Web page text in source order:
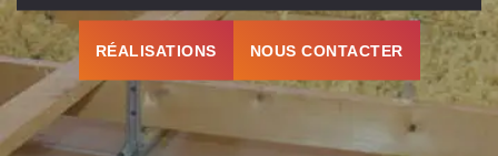
RÉALISATIONS NOUS CONTACTER